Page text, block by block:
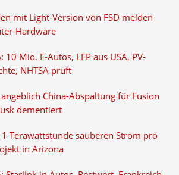
mit Light-Version von FSD melden
Hardware
10 Mio. E-Autos, LFP aus USA, PV-
NHTSA prüft
China-Abspaltung für Fusion
dementiert
Terawattstunde sauberen Strom pro
in Arizona